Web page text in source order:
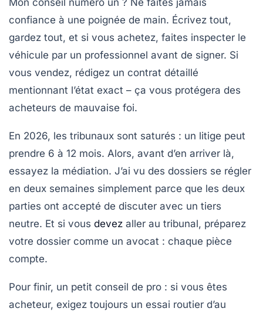
confiance à une poignée de main. Écrivez tout,
gardez tout, et si vous achetez, faites inspecter le
véhicule par un professionnel avant de signer. Si
vous vendez, rédigez un contrat détaillé
mentionnant l’état exact – ça vous protégera des
acheteurs de mauvaise foi.
En 2026, les tribunaux sont saturés : un litige peut
prendre 6 à 12 mois. Alors, avant d’en arriver là,
essayez la médiation. J’ai vu des dossiers se régler
en deux semaines simplement parce que les deux
parties ont accepté de discuter avec un tiers
neutre. Et si vous devez aller au tribunal, préparez
votre dossier comme un avocat : chaque pièce
compte.
Pour finir, un petit conseil de pro : si vous êtes
acheteur, exigez toujours un essai routier d’au